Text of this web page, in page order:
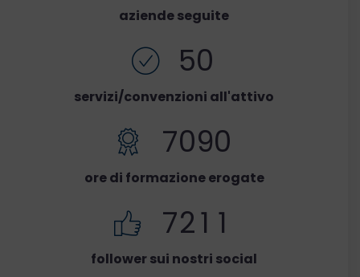
aziende seguite
50
servizi/convenzioni all'attivo
7090
ore di formazione erogate
721 1
follower sui nostri social